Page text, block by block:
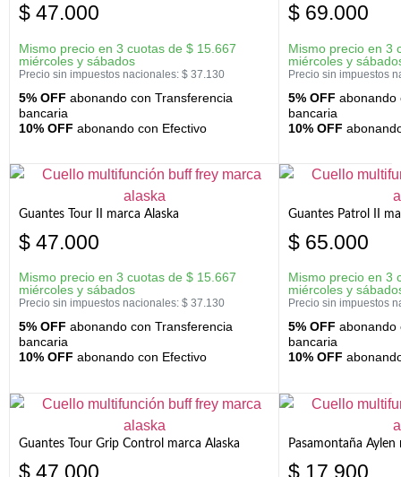
$ 47.000
Mismo precio en 3 cuotas de $ 15.667
miércoles y sábados
Precio sin impuestos nacionales: $ 37.130
5% OFF abonando con Transferencia
bancaria
10% OFF abonando con Efectivo
$ 69.000
Mismo precio en 3
miércoles y
Precio sin impuestos
5% OFF abonando
bancaria
10% OFF
Guantes Tour II marca Alaska
$ 47.000
Mismo precio en 3 cuotas de $ 15.667
miércoles y sábados
Precio sin impuestos nacionales: $ 37.130
5% OFF abonando con Transferencia
bancaria
10% OFF abonando con Efectivo
Guantes Patrol II
$ 65.000
Mismo precio en 3
miércoles y
Precio sin impuestos
5% OFF abonando
bancaria
10% OFF
Guantes Tour Grip Control marca Alaska
$ 47.000
Pasamontaña Aylen
$ 17.900